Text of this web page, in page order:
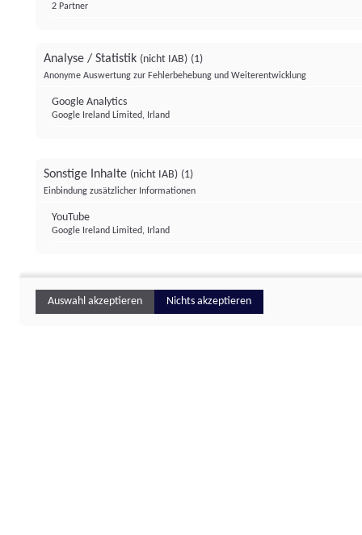
2 Partner
Analyse / Statistik (nicht IAB) (1)
Anonyme Auswertung zur Fehlerbehebung und Weiterentwicklung
Google Analytics
Google Ireland Limited, Irland
Sonstige Inhalte (nicht IAB) (1)
Einbindung zusätzlicher Informationen
YouTube
Google Ireland Limited, Irland
Auswahl akzeptieren Nichts akzeptieren